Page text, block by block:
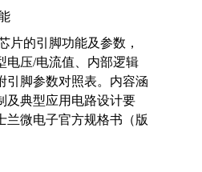
片的引脚功能及参数，
电压/电流值、内部逻辑
引脚参数对照表。内容涵
及典型应用电路设计要
兰微电子官方规格书（版